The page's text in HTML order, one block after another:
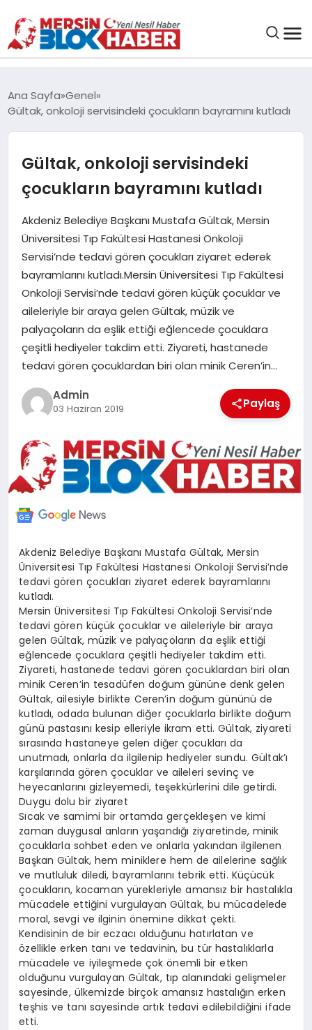
SAĞLIK
ASAYIŞ
EĞITIM
EKONOMI
SANAT
POLITIKA
YAŞAM
SPOR
ILETİŞİM
KÜNYE
Ana Sayfa Genel
Gültak, onkoloji servisindeki çocukların bayramını kutladı
Gültak, onkoloji servisindeki
çocukların bayramını kutladı
Akdeniz Belediye Başkanı Mustafa Gültak, Mersin
Üniversitesi Tıp Fakültesi Hastanesi Onkoloji
Servisi’nde tedavi gören çocukları ziyaret ederek
bayramlarını kutladı.Mersin Üniversitesi Tıp Fakültesi
Onkoloji Servisi’nde tedavi gören küçük çocuklar ve
aileleriyle bir araya gelen Gültak, müzik ve
palyaçoların da eşlik ettiği eğlencede çocuklara
çeşitli hediyeler takdim etti. Ziyareti, hastanede
tedavi gören çocuklardan biri olan minik Ceren’in…
Admin
03 Haziran 2019 Paylaş
Akdeniz Belediye Başkanı Mustafa Gültak, Mersin
Üniversitesi Tıp Fakültesi Hastanesi Onkoloji Servisi’nde
tedavi gören çocukları ziyaret ederek bayramlarını
kutladı.
Mersin Üniversitesi Tıp Fakültesi Onkoloji Servisi’nde
tedavi gören küçük çocuklar ve aileleriyle bir araya
gelen Gültak, müzik ve palyaçoların da eşlik ettiği
eğlencede çocuklara çeşitli hediyeler takdim etti.
Ziyareti, hastanede tedavi gören çocuklardan biri olan
minik Ceren’in tesadüfen doğum gününe denk gelen
Gültak, ailesiyle birlikte Ceren’in doğum gününü de
kutladı, odada bulunan diğer çocuklarla birlikte doğum
günü pastasını kesip elleriyle ikram etti. Gültak, ziyareti
sırasında hastaneye gelen diğer çocukları da
unutmadı, onlarla da ilgilenip hediyeler sundu. Gültak’ı
karşılarında gören çocuklar ve aileleri sevinç ve
heyecanlarını gizleyemedi, teşekkürlerini dile getirdi.
Duygu dolu bir ziyaret
Sıcak ve samimi bir ortamda gerçekleşen ve kimi
zaman duygusal anların yaşandığı ziyaretinde, minik
çocuklarla sohbet eden ve onlarla yakından ilgilenen
Başkan Gültak, hem miniklere hem de ailelerine sağlık
ve mutluluk diledi, bayramlarını tebrik etti. Küçücük
çocukların, kocaman yürekleriyle amansız bir hastalıkla
mücadele ettiğini vurgulayan Gültak, bu mücadelede
moral, sevgi ve ilginin önemine dikkat çekti.
Kendisinin de bir eczacı olduğunu hatırlatan ve
özellikle erken tanı ve tedavinin, bu tür hastalıklarla
mücadele ve iyileşmede çok önemli bir etken
olduğunu vurgulayan Gültak, tıp alanındaki gelişmeler
sayesinde, ülkemizde birçok amansız hastalığın erken
teşhis ve tanı sayesinde artık tedavi edilebildiğini ifade
etti.